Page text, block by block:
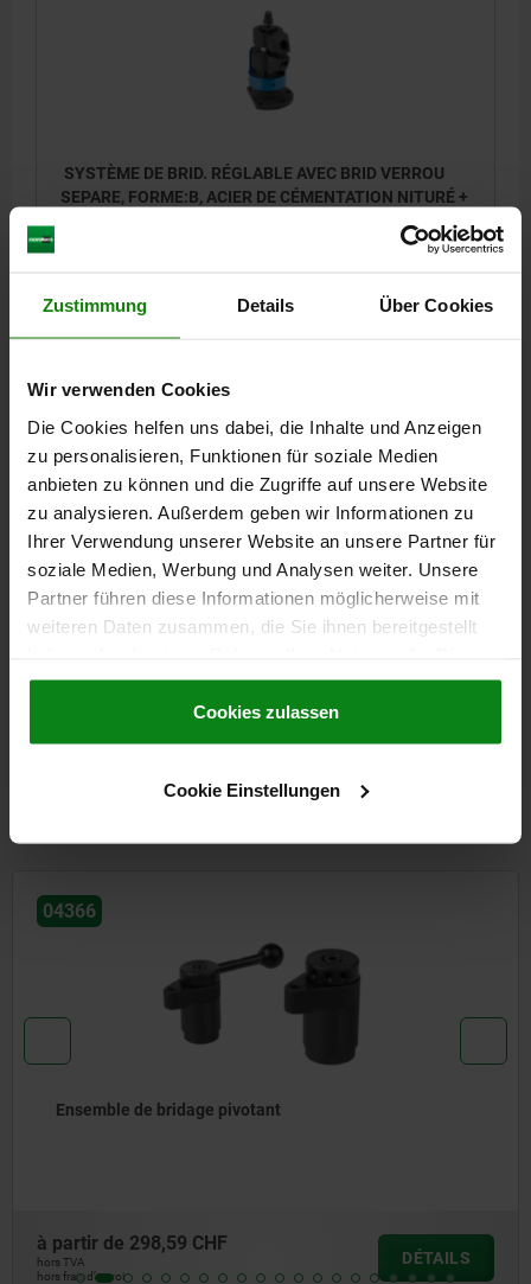
Zustimmung Details Über Cookies
Wir verwenden Cookies
Die Cookies helfen uns dabei, die Inhalte und Anzeigen
zu personalisieren, Funktionen für soziale Medien
anbieten zu können und die Zugriffe auf unsere Website
zu analysieren. Außerdem geben wir Informationen zu
Ihrer Verwendung unserer Website an unsere Partner für
soziale Medien, Werbung und Analysen weiter. Unsere
Partner führen diese Informationen möglicherweise mit
weiteren Daten zusammen, die Sie ihnen bereitgestellt
gesammelt haben.Cookie Richtlinien
Datenschutz|AGB
Cookies zulassen
Cookie Einstellungen
SYSTÈME DE BRID. RÉGLABLE AVEC BRID VERROU
SEPARE, FORME:B, ACIER DE CÉMENTATION NITURÉ +
COURSE DE SERRAGE MAX.=12
FORCE D’APPUI À MIN. 15 NM (KN)=2
Référence:04421-080812
1.260,84 CHF
hors TVA
hors frais d’envoi
DÉTAILS
DÉTAILS
TÉLÉCHARGEMENTS
D'autres clients ont
également acheté
de bridage pivotant
298,59 CHF à
hors TVA
hors frais